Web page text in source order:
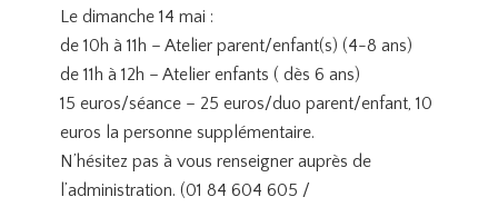
Le dimanche 14 mai :
de 10h à 11h – Atelier parent/enfant(s) (4-8 ans)
de 11h à 12h – Atelier enfants ( dès 6 ans)
15 euros/séance – 25 euros/duo parent/enfant, 10
euros la personne supplémentaire.
N’hésitez pas à vous renseigner auprès de
l’administration. (01 84 604 605 /